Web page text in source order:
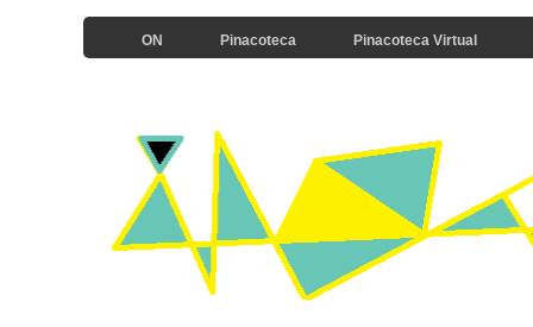
ON Pinacoteca Pinacoteca Virtual